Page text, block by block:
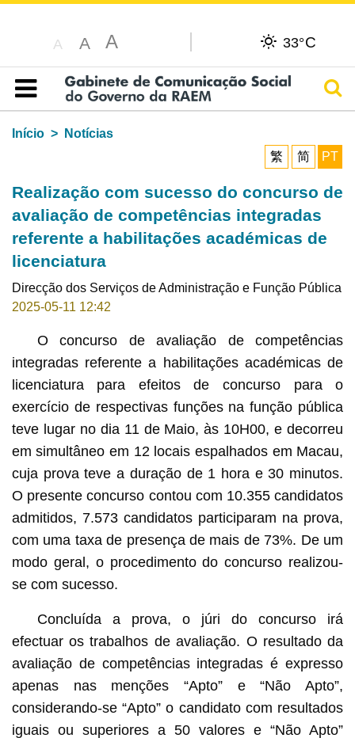
A A A 33°C
Índice
Início
Notícias
繁
简 PT
Realização com sucesso do concurso de
avaliação de competências integradas
referente a habilitações académicas de
licenciatura
Direcção dos Serviços de Administração e Função Pública
2025-05-11 12:42
O concurso de avaliação de competências
integradas referente a habilitações académicas de
licenciatura para efeitos de concurso para o
exercício de respectivas funções na função pública
teve lugar no dia 11 de Maio, às 10H00, e decorreu
em simultâneo em 12 locais espalhados em Macau,
cuja prova teve a duração de 1 hora e 30 minutos.
O presente concurso contou com 10.355 candidatos
admitidos, 7.573 candidatos participaram na prova,
com uma taxa de presença de mais de 73%. De um
modo geral, o procedimento do concurso realizou-
se com sucesso.
Concluída a prova, o júri do concurso irá
efectuar os trabalhos de avaliação. O resultado da
avaliação de competências integradas é expresso
apenas nas menções “Apto” e “Não Apto”,
considerando-se “Apto” o candidato com resultados
iguais ou superiores a 50 valores e “Não Apto”